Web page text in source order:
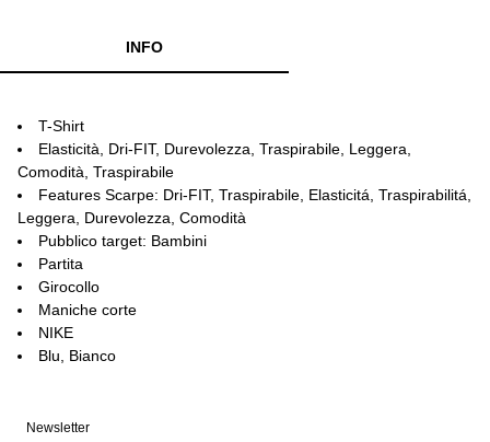
INFO
T-Shirt
Elasticità, Dri-FIT, Durevolezza, Traspirabile, Leggera,
Comodità, Traspirabile
Features Scarpe: Dri-FIT, Traspirabile, Elasticitá, Traspirabilitá,
Leggera, Durevolezza, Comodità
Pubblico target: Bambini
Partita
Girocollo
Maniche corte
NIKE
Blu, Bianco
Newsletter